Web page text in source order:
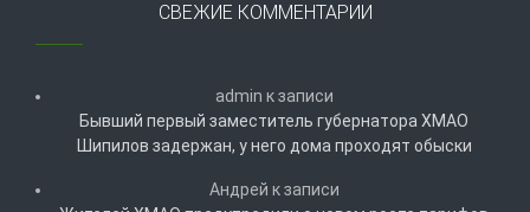
СВЕЖИЕ КОММЕНТАРИИ
admin к записи
Бывший первый заместитель губернатора ХМАО
Шипилов задержан, у него дома проходят обыски
Андрей к записи